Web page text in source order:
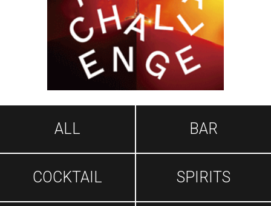
ALL BAR
COCKTAIL SPIRITS